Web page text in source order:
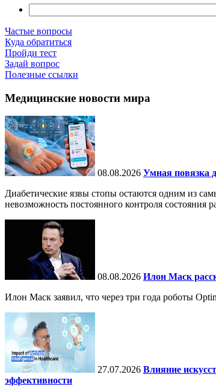
Частые вопросы
Куда обратиться
Пройди тест
Задай вопрос
Полезные ссылки
Медицинские новости мира
08.08.2026 Умная повязка
Диабетические язвы стопы остаются одним из
невозможность постоянного контроля состояния
08.08.2026 Илон Маск
Илон Маск заявил, что через три года роботы
27.07.2026 Влияние
эффективности